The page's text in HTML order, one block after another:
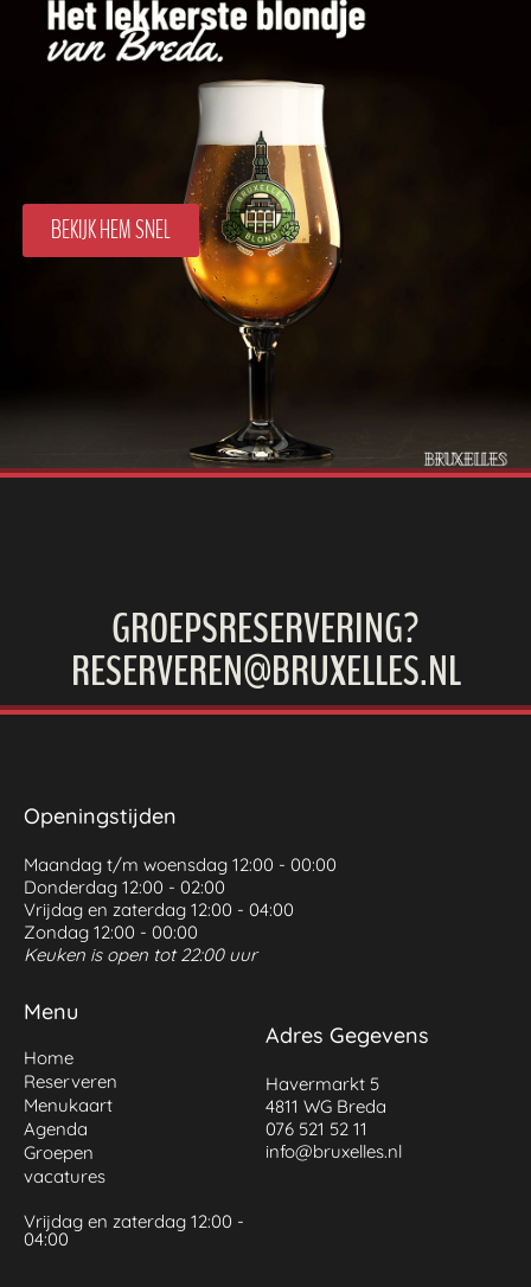
BEKIJK HEM SNEL
GROEPSRESERVERING?
RESERVEREN@BRUXELLES.NL
Openingstijden
Maandag t/m woensdag 12:00 - 00:00
Donderdag 12:00 - 02:00
Vrijdag en zaterdag 12:00 - 04:00
Zondag 12:00 - 00:00
Keuken is open tot 22:00 uur
Menu
Home
Reserveren
Menukaart
Agenda
Groepen
vacatures
Vrijdag en zaterdag 12:00 -
04:00
Adres Gegevens
Havermarkt 5
4811 WG Breda
076 521 52 11
info@bruxelles.nl